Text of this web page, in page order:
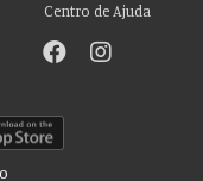
Centro de Ajuda